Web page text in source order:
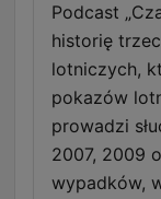
Podcast
historię
lotniczych,
pokazów
prowadzi
2007, 2009
wypadków,